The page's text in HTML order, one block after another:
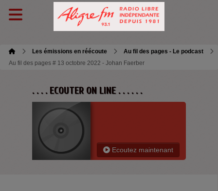
Les émissions en réécoute
Au fil des pages - Le podcast
Au fil des pages # 13 octobre 2022 - Johan Faerber
. . . . ECOUTER ON LINE . . . . . .
Ecoutez maintenant